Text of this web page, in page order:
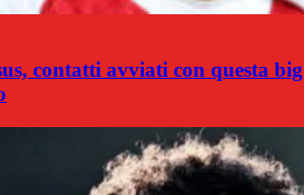
contatti avviati con questa big